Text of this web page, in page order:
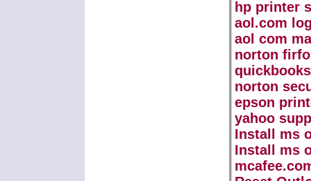
hp printer
aol.com
aol com
norton
norton
epson
yahoo
Install ms
Install ms